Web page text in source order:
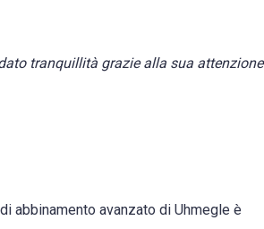
tranquillità grazie alla sua attenzione
abbinamento avanzato di Uhmegle è